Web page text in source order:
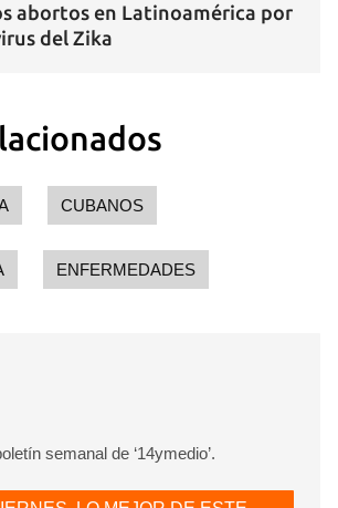
abortos en Latinoamérica por
del Zika
CUBANOS
ENFERMEDADES
semanal de ‘14ymedio’.